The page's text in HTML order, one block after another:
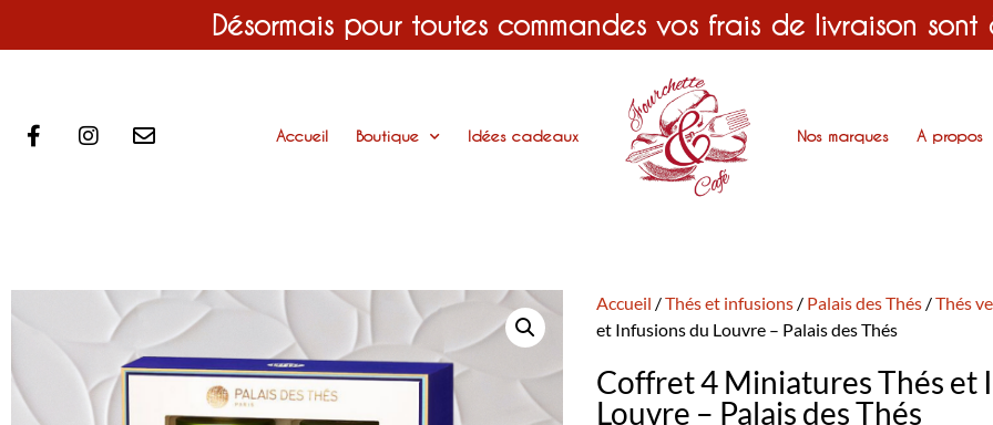
Désormais pour toutes commandes vos frais de livraison
Accueil Boutique Idées cadeaux Nos marques A propos
Accueil /Thés et infusions / Palais des Thés /Thés
et Infusions du Louvre – Palais des Thés
Coffret 4 Miniatures Thés et
Louvre – Palais des Thés